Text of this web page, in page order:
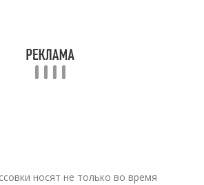
носят не только во время